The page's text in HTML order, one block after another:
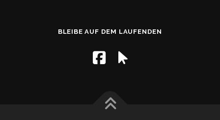
BLEIBE AUF DEM LAUFENDEN